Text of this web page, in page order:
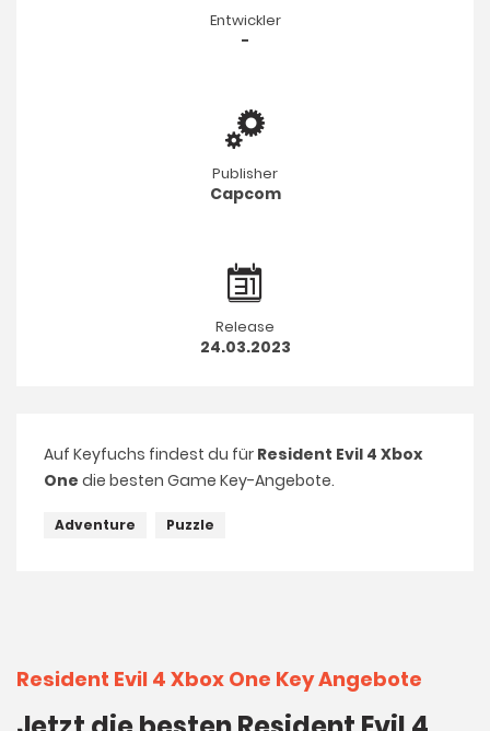
Entwickler
-
Publisher
Capcom
Release
24.03.2023
Auf Keyfuchs findest du für Resident Evil 4 Xbox
One die besten Game Key-Angebote.
Adventure Puzzle
Resident Evil 4 Xbox One Key Angebote